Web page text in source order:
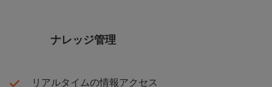
ナレッジ管理
リアルタイムの情報アクセス